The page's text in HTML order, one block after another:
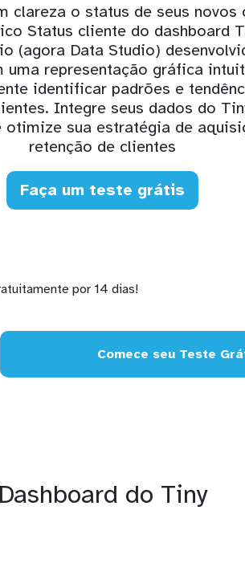
clareza o status de seus novos
Status cliente do dashboard
(agora Data Studio)
uma representação gráfica
identificar padrões e
Integre seus dados do
otimize sua estratégia de
retenção de clientes
Faça um teste grátis
por 14 dias!
Comece seu Teste
do Tiny